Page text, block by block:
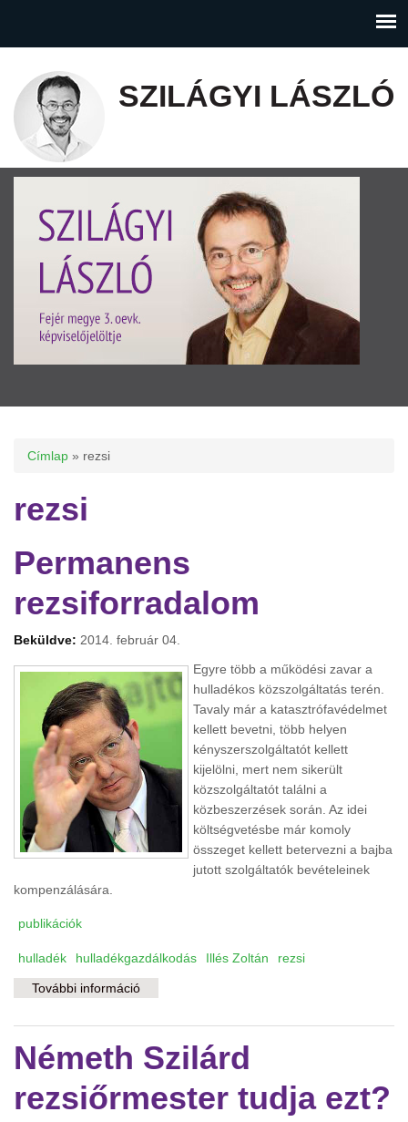
SZILÁGYI LÁSZLÓ
Jelenlegi hely
Címlap » rezsi
rezsi
Permanens
rezsiforradalom
Beküldve: 2014. február 04.
Egyre több a működési zavar a
hulladékos közszolgáltatás terén.
Tavaly már a katasztrófavédelmet
kellett bevetni, több helyen
kényszerszolgáltatót kellett
kijelölni, mert nem sikerült
közszolgáltatót találni a
közbeszerzések során. Az idei
költségvetésbe már komoly
összeget kellett betervezni a bajba
jutott szolgáltatók bevételeinek
kompenzálására.
publikációk
hulladék hulladékgazdálkodás Illés Zoltán rezsi
További információ
Németh Szilárd
rezsiőrmester tudja ezt?